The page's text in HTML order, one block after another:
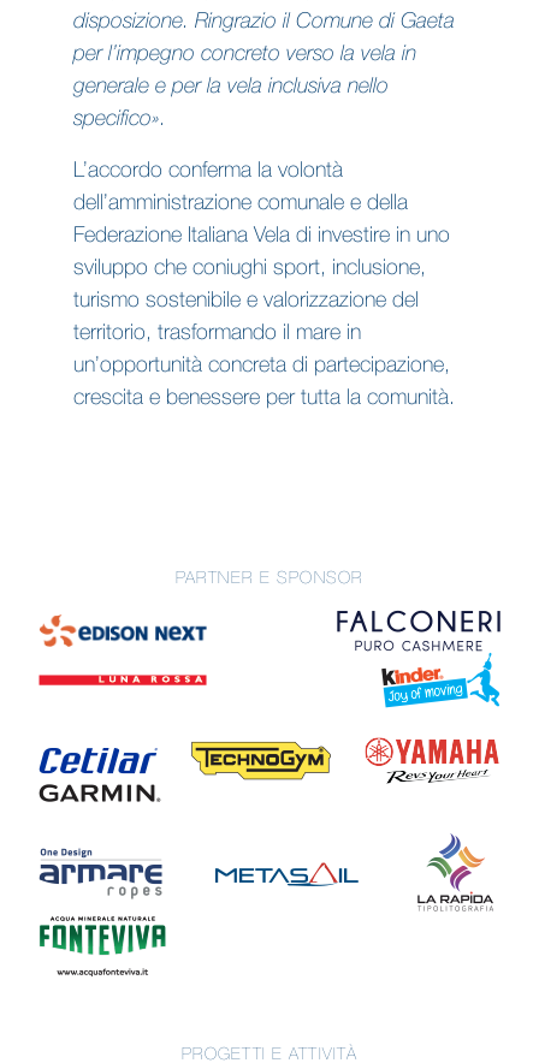
disposizione. Ringrazio il Comune di Gaeta
per l’impegno concreto verso la vela in
generale e per la vela inclusiva nello
specifico».
L’accordo conferma la volontà
dell’amministrazione comunale e della
Federazione Italiana Vela di investire in uno
sviluppo che coniughi sport, inclusione,
turismo sostenibile e valorizzazione del
territorio, trasformando il mare in
un’opportunità concreta di partecipazione,
crescita e benessere per tutta la comunità.
PARTNER E SPONSOR
PROGETTI E ATTIVITÀ